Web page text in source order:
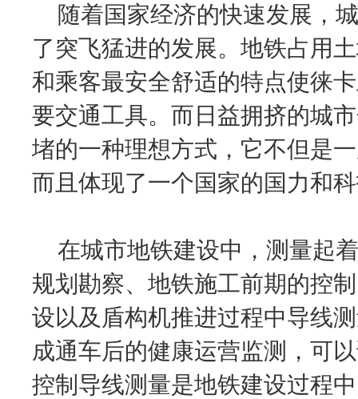
随着国家经济的快速发展，
了突飞猛进的发展。地铁占用
和乘客最安全舒适的特点使徕
要交通工具。而日益拥挤的城
堵的一种理想方式，它不但是
而且体现了一个国家的国力和
在城市地铁建设中，测量起
规划勘察、地铁施工前期的控
设以及盾构机推进过程中导线
成通车后的健康运营监测，可
控制导线测量是地铁建设过程